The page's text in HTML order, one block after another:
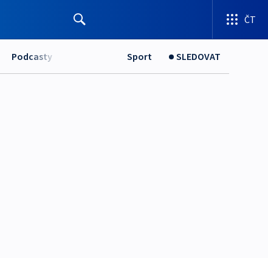
ČT
Podcasty Sport SLEDOVAT